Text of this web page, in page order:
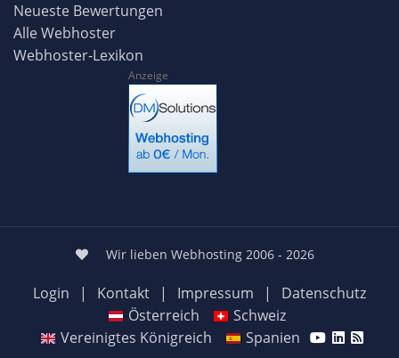
Neueste Bewertungen
Alle Webhoster
Webhoster-Lexikon
Anzeige
Wir lieben Webhosting 2006 - 2026
Login | Kontakt | Impressum |
Datenschutz
Österreich
Schweiz
Vereinigtes Königreich
Spanien